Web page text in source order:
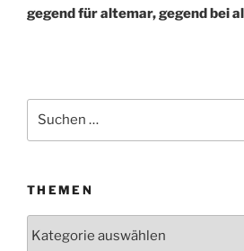
Beitrag
gegend für altemar, gegend bei
Suchen
THEMEN